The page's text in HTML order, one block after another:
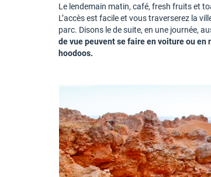
Le lendemain matin, café, fresh fruits et
L’accès est facile et vous traverserez la
parc. Disons le de suite, en une journée,
de vue peuvent se faire en voiture ou
hoodoos.